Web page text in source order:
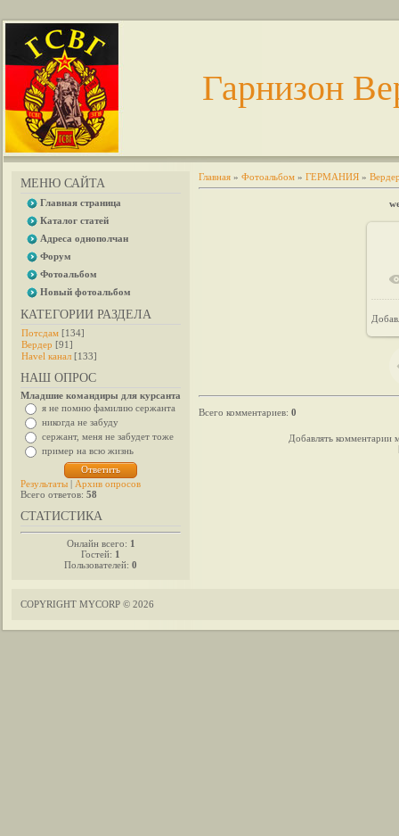
Гарнизон
МЕНЮ САЙТА
Главная страница
Каталог статей
Адреса однополчан
Форум
Фотоальбом
Новый фотоальбом
КАТЕГОРИИ РАЗДЕЛА
Потсдам [134]
Вердер [91]
Havel канал [133]
НАШ ОПРОС
Младшие командиры для курсанта
я не помню фамилию сержанта
никогда не забуду
сержант, меня не забудет тоже
пример на всю жизнь
Результаты | Архив опросов
Всего ответов: 58
СТАТИСТИКА
Онлайн всего: 1
Гостей: 1
Пользователей: 0
Главная » Фотоальбом » ГЕРМАНИЯ »
Всего комментариев: 0
Добавлять комментарии
COPYRIGHT MYCORP © 2026